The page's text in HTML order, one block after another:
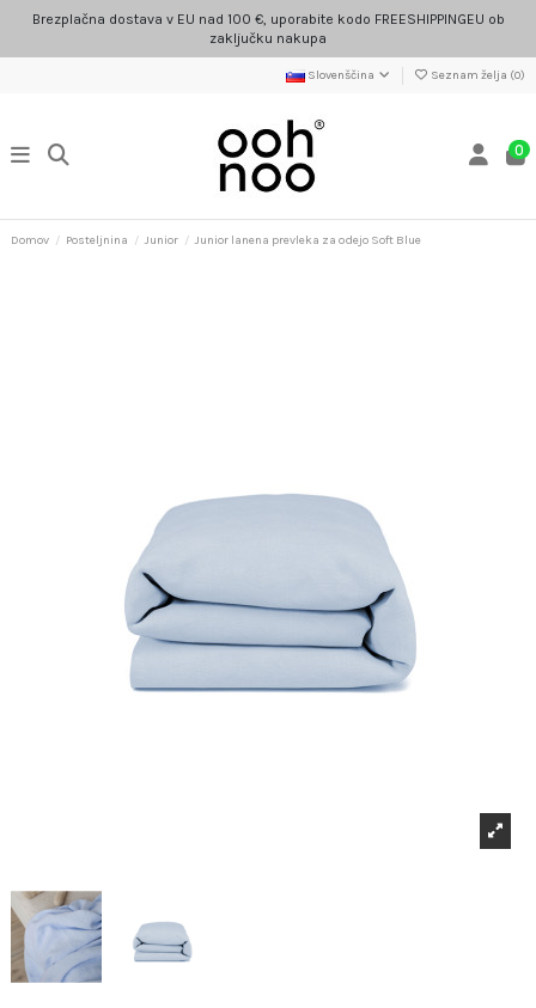
Brezplačna dostava v EU nad 100 €, uporabite kodo FREESHIPPINGEU ob
zaključku nakupa
Slovenščina Seznam želja (0)
0
Domov Posteljnina Junior Junior lanena prevleka za odejo Soft Blue